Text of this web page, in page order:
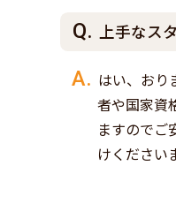
上手なス
はい、おり
者や国家資
ますのでご
けください